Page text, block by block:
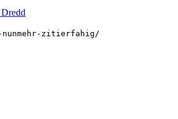
nunmehr-zitierfahig/